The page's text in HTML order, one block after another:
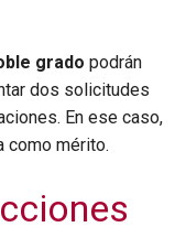
grado podrán
dos solicitudes
En ese caso,
como mérito.